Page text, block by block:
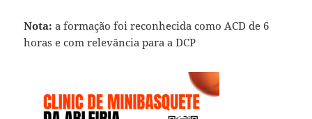
Nota: a formação foi reconhecida como ACD de 6
horas e com relevância para a DCP